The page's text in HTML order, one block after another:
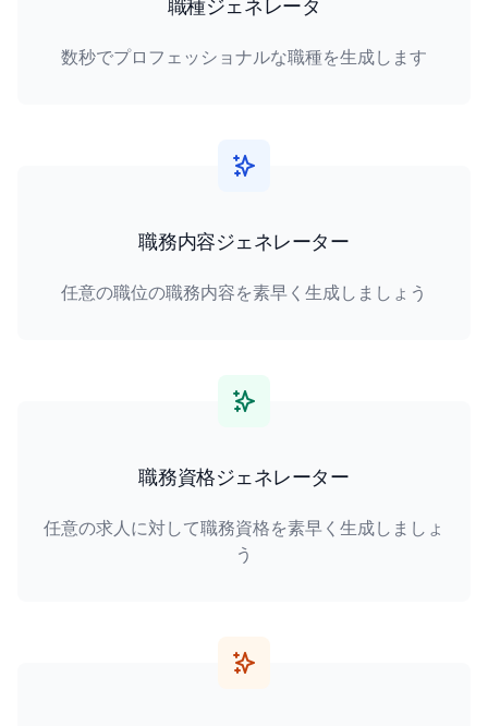
職種ジェネレータ
数秒でプロフェッショナルな職種を生成します
職務内容ジェネレーター
任意の職位の職務内容を素早く生成しましょう
職務資格ジェネレーター
任意の求人に対して職務資格を素早く生成しましょ
う